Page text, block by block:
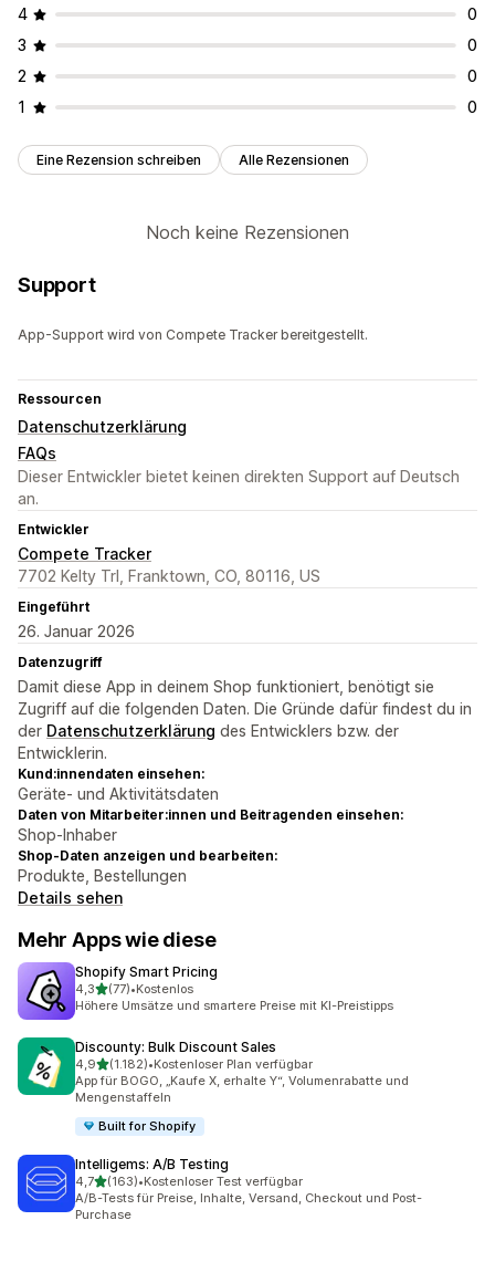
4
0
3
0
2
0
1
0
Eine Rezension schreiben Alle Rezensionen
Noch keine Rezensionen
Support
App-Support wird von Compete Tracker bereitgestellt.
Ressourcen
Datenschutzerklärung
FAQs
Dieser Entwickler bietet keinen direkten Support auf Deutsch
an.
Entwickler
Compete Tracker
7702 Kelty Trl, Franktown, CO, 80116, US
Eingeführt
26. Januar 2026
Datenzugriff
Damit diese App in deinem Shop funktioniert, benötigt sie
Zugriff auf die folgenden Daten. Die Gründe dafür findest du in
der Datenschutzerklärung des Entwicklers bzw. der
Entwicklerin.
Kund:innendaten einsehen:
Geräte- und Aktivitätsdaten
Daten von Mitarbeiter:innen und Beitragenden einsehen:
Shop-Inhaber
Shop-Daten anzeigen und bearbeiten:
Produkte, Bestellungen
Details sehen
Mehr Apps wie diese
Shopify Smart Pricing
4,3von 5 Sternen
(77)
77 Rezensionen insgesamt
•Kostenlos
Höhere Umsätze und smartere Preise mit KI-Preistipps
Discounty: Bulk Discount Sales
4,9von 5 Sternen
(1.182)
1182 Rezensionen insgesamt
•Kostenloser Plan verfügbar
App für BOGO, „Kaufe X, erhalte Y“, Volumenrabatte und
Mengenstaffeln
Built for Shopify
Intelligems: A/B Testing
4,7von 5 Sternen
(163)
163 Rezensionen insgesamt
•Kostenloser Test verfügbar
A/B-Tests für Preise, Inhalte, Versand, Checkout und Post-
Purchase